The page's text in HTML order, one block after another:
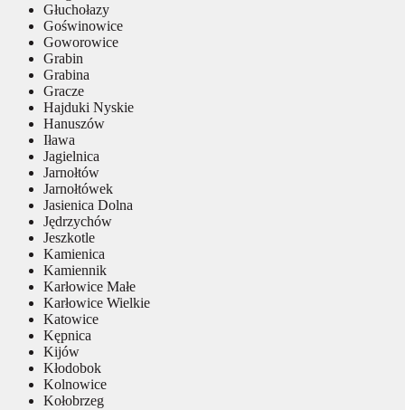
Głuchołazy
Goświnowice
Goworowice
Grabin
Grabina
Gracze
Hajduki Nyskie
Hanuszów
Iława
Jagielnica
Jarnołtów
Jarnołtówek
Jasienica Dolna
Jędrzychów
Jeszkotle
Kamienica
Kamiennik
Karłowice Małe
Karłowice Wielkie
Katowice
Kępnica
Kijów
Kłodobok
Kolnowice
Kołobrzeg